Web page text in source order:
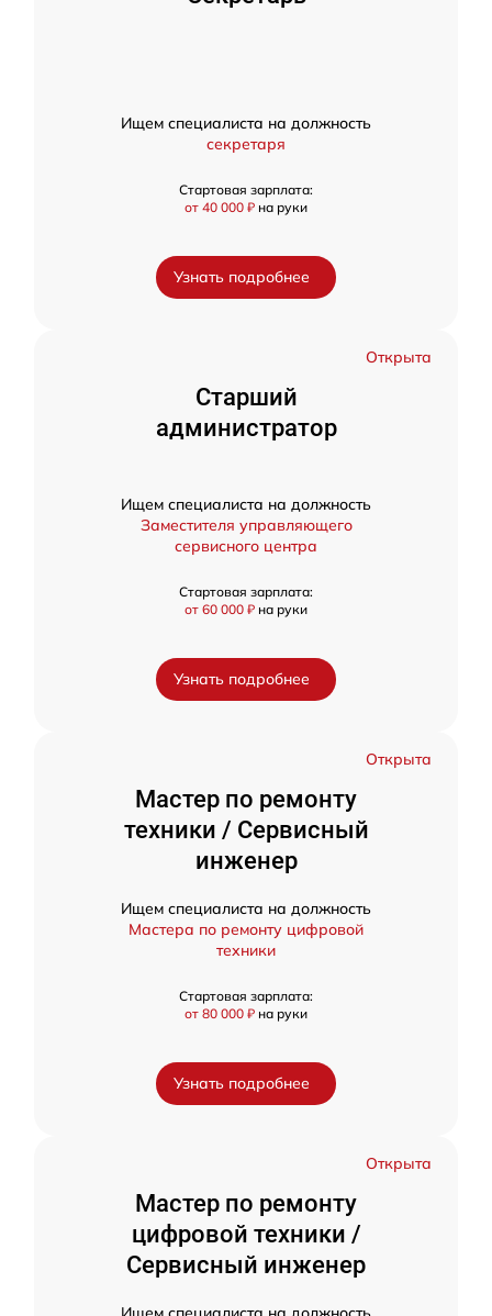
Ищем специалиста на должность
секретаря
Стартовая зарплата:
от 40 000 ₽ на руки
Узнать подробнее
Открыта
Старший
администратор
Ищем специалиста на должность
Заместителя управляющего
сервисного центра
Стартовая зарплата:
от 60 000 ₽ на руки
Узнать подробнее
Открыта
Мастер по ремонту
техники / Сервисный
инженер
Ищем специалиста на должность
Мастера по ремонту цифровой
техники
Стартовая зарплата:
от 80 000 ₽ на руки
Узнать подробнее
Открыта
Мастер по ремонту
цифровой техники /
Сервисный инженер